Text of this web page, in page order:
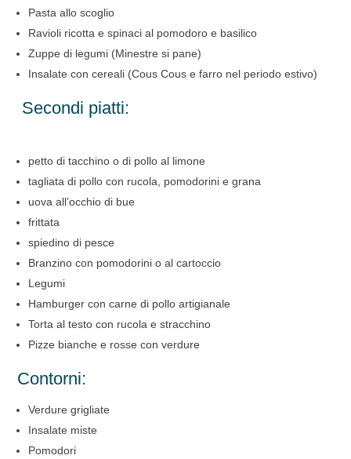
Pasta allo scoglio
Ravioli ricotta e spinaci al pomodoro e basilico
Zuppe di legumi (Minestre si pane)
Insalate con cereali (Cous Cous e farro nel periodo estivo)
Secondi piatti:
petto di tacchino o di pollo al limone
tagliata di pollo con rucola, pomodorini e grana
uova all’occhio di bue
frittata
spiedino di pesce
Branzino con pomodorini o al cartoccio
Legumi
Hamburger con carne di pollo artigianale
Torta al testo con rucola e stracchino
Pizze bianche e rosse con verdure
Contorni:
Verdure grigliate
Insalate miste
Pomodori